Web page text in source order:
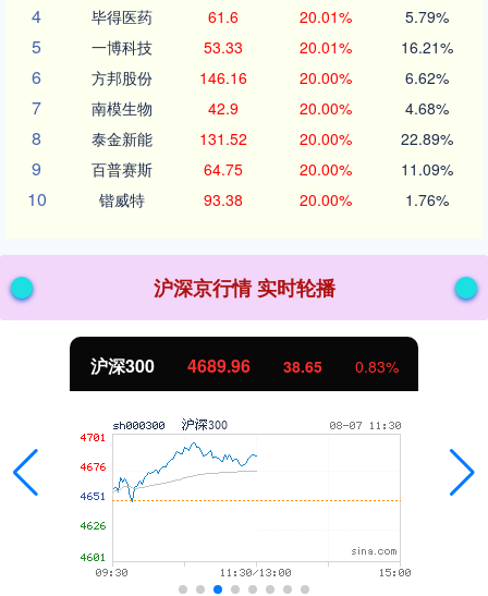
4 毕得医药 61.6 20.01% 5.79%
5 一博科技 53.33 20.01% 16.21%
6 方邦股份 146.16 20.00% 6.62%
7 南模生物 42.9 20.00% 4.68%
8 泰金新能 131.52 20.00% 22.89%
9 百普赛斯 64.75 20.00% 11.09%
10 锴威特 93.38 20.00% 1.76%
沪深京行情 实时轮播
北证50 1129.72 6.84 0.61%